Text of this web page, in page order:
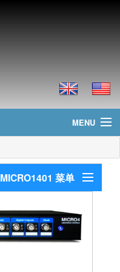
MENU
MICRO1401 菜单
应用软件